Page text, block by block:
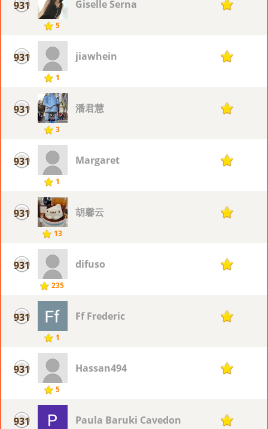
931
5
Giselle Serna 1
931
1
jiawhein 1
931
3
潘君慧 1
931
1
Margaret 1
931
13
胡馨云 1
931
235
difuso 1
931
1
Ff Frederic 1
931
5
Hassan494 1
931 Paula Baruki Cavedon 1